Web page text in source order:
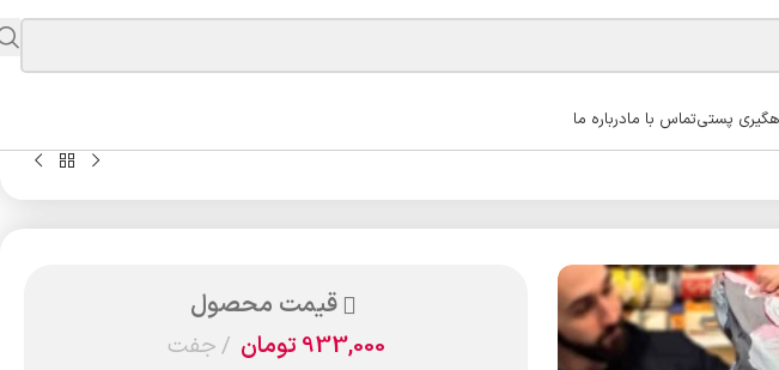
پستیتماس با مادرباره ما
قیمت محصول
933,000تومان جفت